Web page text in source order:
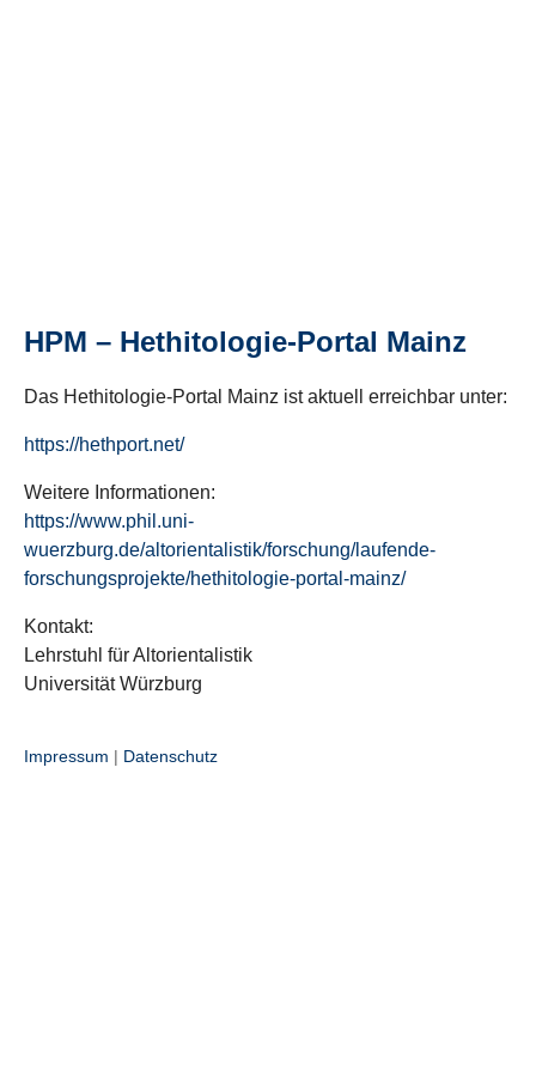
HPM – Hethitologie-Portal Mainz
Das Hethitologie-Portal Mainz ist aktuell erreichbar unter:
https://hethport.net/
Weitere Informationen:
https://www.phil.uni-
wuerzburg.de/altorientalistik/forschung/laufende-
forschungsprojekte/hethitologie-portal-mainz/
Kontakt:
Lehrstuhl für Altorientalistik
Universität Würzburg
Impressum | Datenschutz